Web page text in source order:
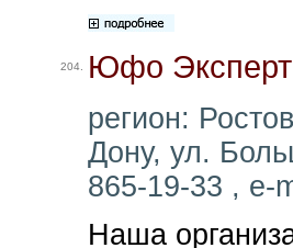
204. Юфо Эксперт
регион:
Дону, ул.
865-19-33 , e-
Наша